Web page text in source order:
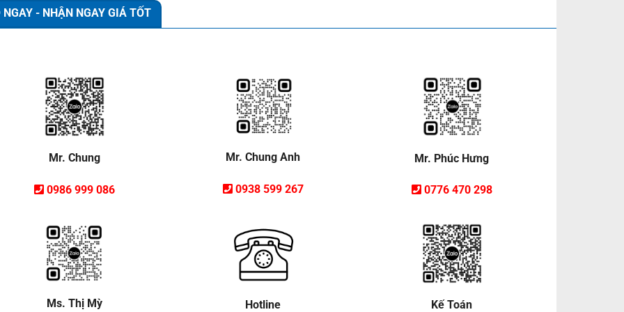
NGAY - NHẬN NGAY GIÁ TỐT
Mr. Chung
0986 999 086
Mr. Chung Anh
0938 599 267
Mr. Phúc Hưng
0776 470 298
Ms. Thị Mỳ Hotline Kế Toán